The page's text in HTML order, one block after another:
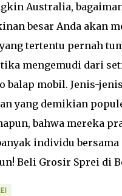
Australia,
besar Anda akan
tertentu pernah
mengemudi dari
balap mobil. Jenis-
yang demikian
bahwa mereka
individu bersama
Beli Grosir Sprei di